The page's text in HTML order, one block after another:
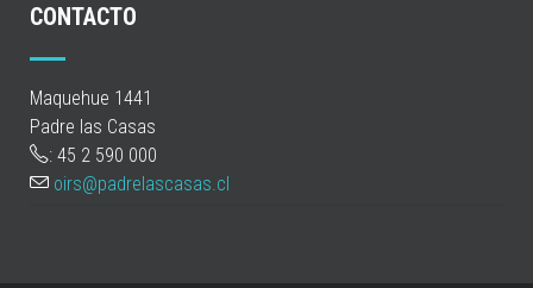
CONTACTO
Maquehue 1441
Padre las Casas
: 45 2 590 000
oirs@padrelascasas.cl